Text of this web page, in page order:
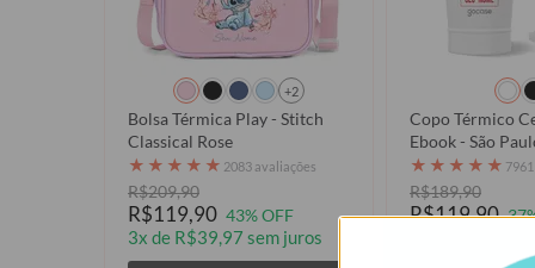
+2
Bolsa Térmica Play - Stitch
Classical Rose
★ ★ ★ ★ ★ 2083 avaliações
R$209,90
R$119,90 43% OFF
3x de R$39,97 sem juros
Copo Térmico
Ebook - São
Torcedor 2026
★ ★ ★ ★ ★
R$189,90
R$119,90